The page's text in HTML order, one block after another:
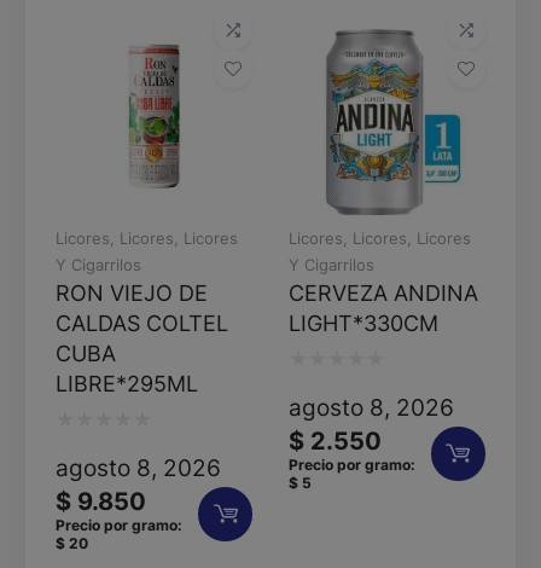
Licores, Licores, Licores
Y Cigarrilos
RON VIEJO DE
CALDAS COLTEL
CUBA
LIBRE*295ML
con
0
de
agosto 8, 2026
$ 9.850
Precio por gramo:
$ 20
Licores, Licores, Licores
Y Cigarrilos
CERVEZA ANDINA
LIGHT*330CM
con
0
de
agosto 8, 2026
$ 2.550
Precio por gramo:
$ 5